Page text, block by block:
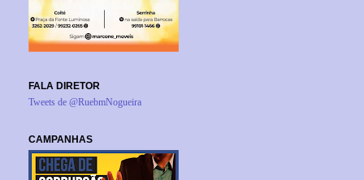
FALA DIRETOR
Tweets de @RuebmNogueira
CAMPANHAS